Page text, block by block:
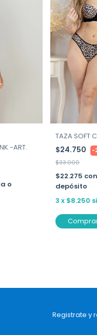
-ART.
o
TAZA SOFT
$24.750 -
$33.000
$22.275 con
depósito
3 x $8.250
Registrate y